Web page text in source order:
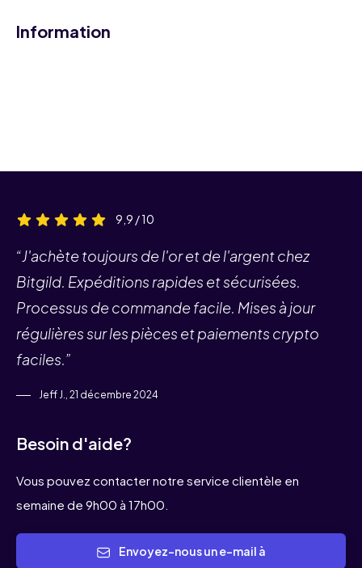
Information
9,9 / 10
“J'achète toujours de l'or et de l'argent chez
Bitgild. Expéditions rapides et sécurisées.
Processus de commande facile. Mises à jour
régulières sur les pièces et paiements crypto
faciles.”
Jeff J., 21 décembre 2024
Besoin d'aide?
Vous pouvez contacter notre service clientèle en
semaine de 9h00 à 17h00.